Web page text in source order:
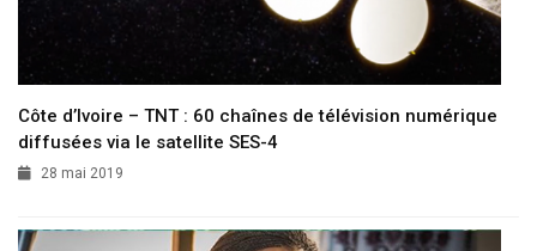
Côte d’Ivoire – TNT : 60 chaînes de télévision numérique
diffusées via le satellite SES-4
28 mai 2019